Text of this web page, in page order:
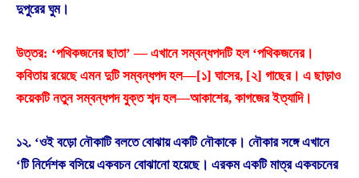
দুপুরের ঘুম।
উত্তর: ‘পথিকজনের ছাতা’ — এখানে সম্বন্ধপদটি হল ‘পথিকজনের।
কবিতায় রয়েছে এমন দুটি সম্বন্ধপদ হল—[১] ঘাসের, [২] গাছের। এ ছাড়াও
কয়েকটি নতুন সম্বন্ধপদ যুক্ত শব্দ হল—আকাশের, কাগজের ইত্যাদি।
১২. ‘ওই বড়াে নৌকাটি বলতে বােঝায় একটি নৌকাকে। নৌকার সঙ্গে এখানে
‘টি নির্দেশক বসিয়ে একবচন বােঝানাে হয়েছে। এরকম একটি মাত্র একবচনের